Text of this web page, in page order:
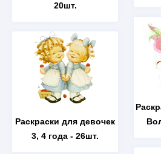
20шт.
Раскраски для девочек
3, 4 года - 26шт.